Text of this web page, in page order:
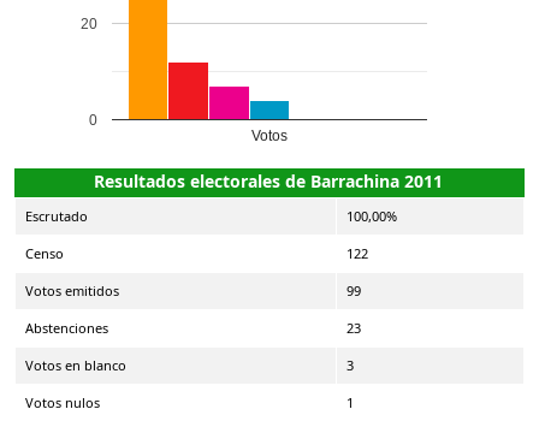
Votos
0
20
Resultados electorales de Barrachina 2011
Escrutado 100,00%
Censo 122
Votos emitidos 99
Abstenciones 23
Votos en blanco 3
Votos nulos 1